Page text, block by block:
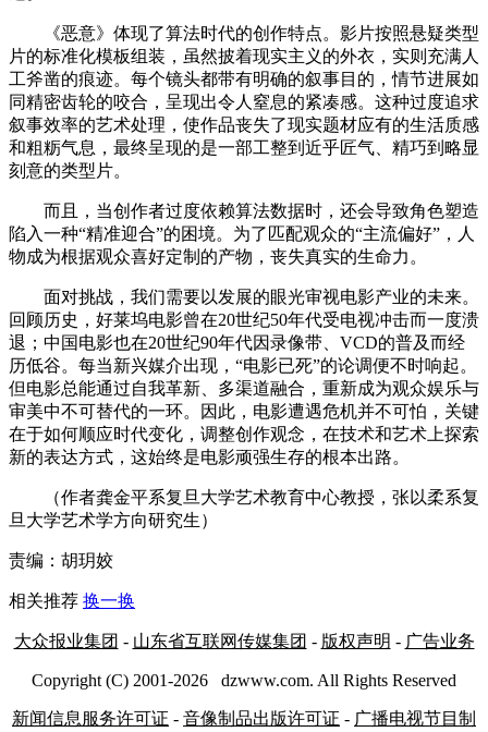
《恶意》体现了算法时代的创作特点。影片按照悬疑类型
片的标准化模板组装，虽然披着现实主义的外衣，实则充满人
工斧凿的痕迹。每个镜头都带有明确的叙事目的，情节进展如
同精密齿轮的咬合，呈现出令人窒息的紧凑感。这种过度追求
叙事效率的艺术处理，使作品丧失了现实题材应有的生活质感
和粗粝气息，最终呈现的是一部工整到近乎匠气、精巧到略显
刻意的类型片。
而且，当创作者过度依赖算法数据时，还会导致角色塑造
陷入一种“精准迎合”的困境。为了匹配观众的“主流偏好”，人
物成为根据观众喜好定制的产物，丧失真实的生命力。
面对挑战，我们需要以发展的眼光审视电影产业的未来。
回顾历史，好莱坞电影曾在20世纪50年代受电视冲击而一度溃
退；中国电影也在20世纪90年代因录像带、VCD的普及而经
历低谷。每当新兴媒介出现，“电影已死”的论调便不时响起。
但电影总能通过自我革新、多渠道融合，重新成为观众娱乐与
审美中不可替代的一环。因此，电影遭遇危机并不可怕，关键
在于如何顺应时代变化，调整创作观念，在技术和艺术上探索
新的表达方式，这始终是电影顽强生存的根本出路。
（作者龚金平系复旦大学艺术教育中心教授，张以柔系复
旦大学艺术学方向研究生）
责编：胡玥姣
相关推荐 换一换
大众报业集团 - 山东省互联网传媒集团 - 版权声明 - 广告业务
Copyright (C) 2001-2026 dzwww.com. All Rights Reserved
新闻信息服务许可证 - 音像制品出版许可证 - 广播电视节目制